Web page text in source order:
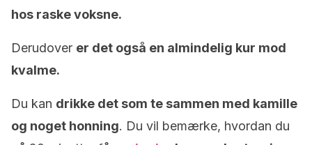
hos raske voksne.
Derudover er det også en almindelig kur mod
kvalme.
Du kan drikke det som te sammen med kamille
og noget honning. Du vil bemærke, hvordan du